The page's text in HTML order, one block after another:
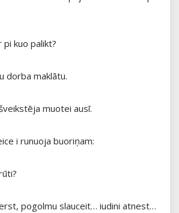
kuo palikt?
dorba maklātu.
muotei ausī.
i runuoja buoriņam:
pogolmu slauceit… iudini atnest…